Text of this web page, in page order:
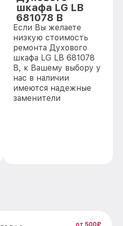
шкафа LG LB
681078 B
Если Вы желаете
низкую стоимость
ремонта Духового
шкафа LG LB 681078
B, к Вашему выбору у
нас в наличии
имеются надежные
заменители
от 500₽